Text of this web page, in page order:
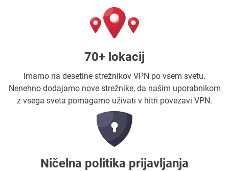
70+ lokacij
Imamo na desetine strežnikov VPN po vsem svetu.
Nenehno dodajamo nove strežnike, da našim uporabnikom
z vsega sveta pomagamo uživati v hitri povezavi VPN.
Ničelna politika prijavljanja